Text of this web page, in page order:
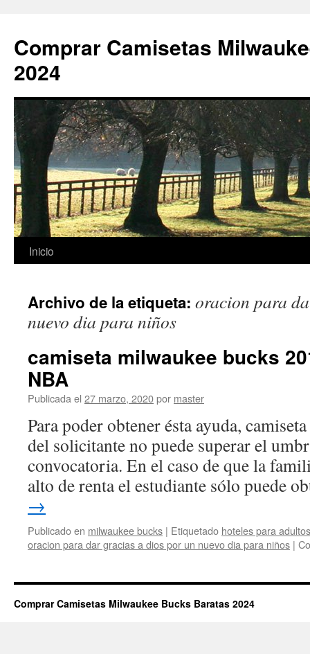
Comprar Camisetas
2024
Saltar
contenido
Inicio
Archivo de la etiqueta: oracion para
nuevo dia para niños
camiseta milwaukee bucks
NBA
Publicada el 27 marzo, 2020por master
Para poder obtener ésta ayuda,
del solicitante no puede superar el
convocatoria. En el caso de que la
alto de renta el estudiante sólo puede
→
Publicado en milwaukee bucks | Etiquetado hoteles para
oracion para dar gracias a dios por un nuevo dia para niños |
Comprar Camisetas Milwaukee Bucks Baratas 2024